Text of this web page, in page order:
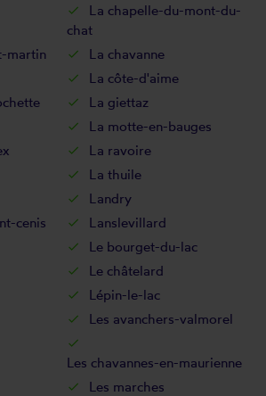
La chapelle-du-mont-du-
chat
martin
La chavanne
La côte-d'aime
La giettaz
La motte-en-bauges
La ravoire
La thuile
Landry
cenis
Lanslevillard
Le bourget-du-lac
Le châtelard
Lépin-le-lac
Les avanchers-valmorel
Les chavannes-en-maurienne
Les marches